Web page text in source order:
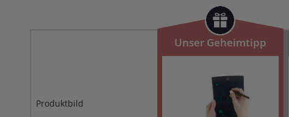
Produktbild
Unser Geheimtipp